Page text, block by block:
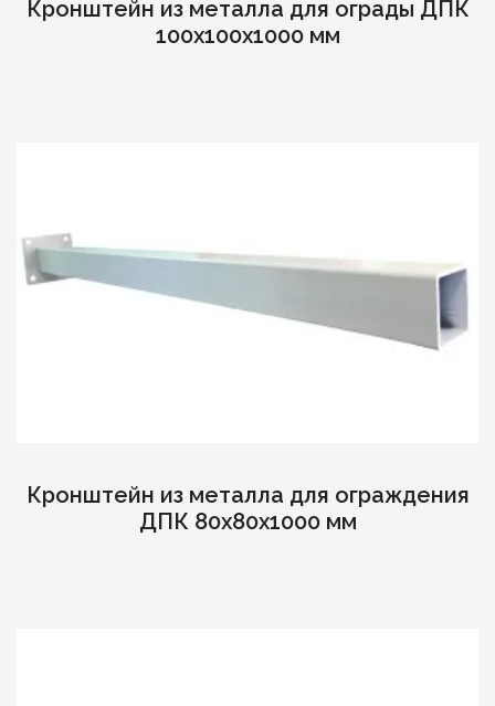
Кронштейн из металла для ограды ДПК
100х100х1000 мм
Кронштейн из металла для ограждения
ДПК 80х80х1000 мм